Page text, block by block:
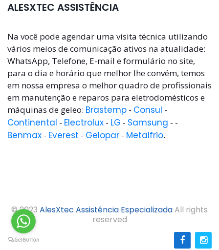
ALESXTEC ASSISTÊNCIA
Na você pode agendar uma visita técnica utilizando
vários meios de comunicação ativos na atualidade:
WhatsApp, Telefone, E-mail e formulário no site,
para o dia e horário que melhor lhe convém, temos
em nossa empresa o melhor quadro de profissionais
em manutenção e reparos para eletrodomésticos e
máquinas de geleo: Brastemp - Consul -
Continental - Electrolux - LG - Samsung - -
Benmax - Everest - Gelopar - Metalfrio.
© 2023 AlesXtec Assistência EspecializadaAll rights
reserved